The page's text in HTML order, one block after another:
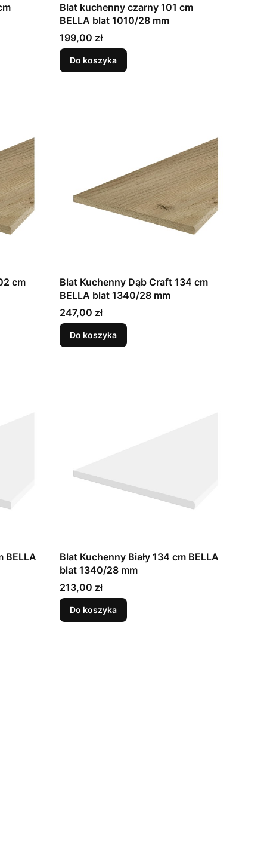
Blat kuchenny czarny 101 cm
BELLA blat 1010/28 mm
Cena
199,00 zł
Do koszyka
cm
Blat Kuchenny Dąb Craft 134 cm
BELLA blat 1340/28 mm
Cena
247,00 zł
Do koszyka
BELLA
Blat Kuchenny Biały 134 cm BELLA
blat 1340/28 mm
Cena
213,00 zł
Do koszyka